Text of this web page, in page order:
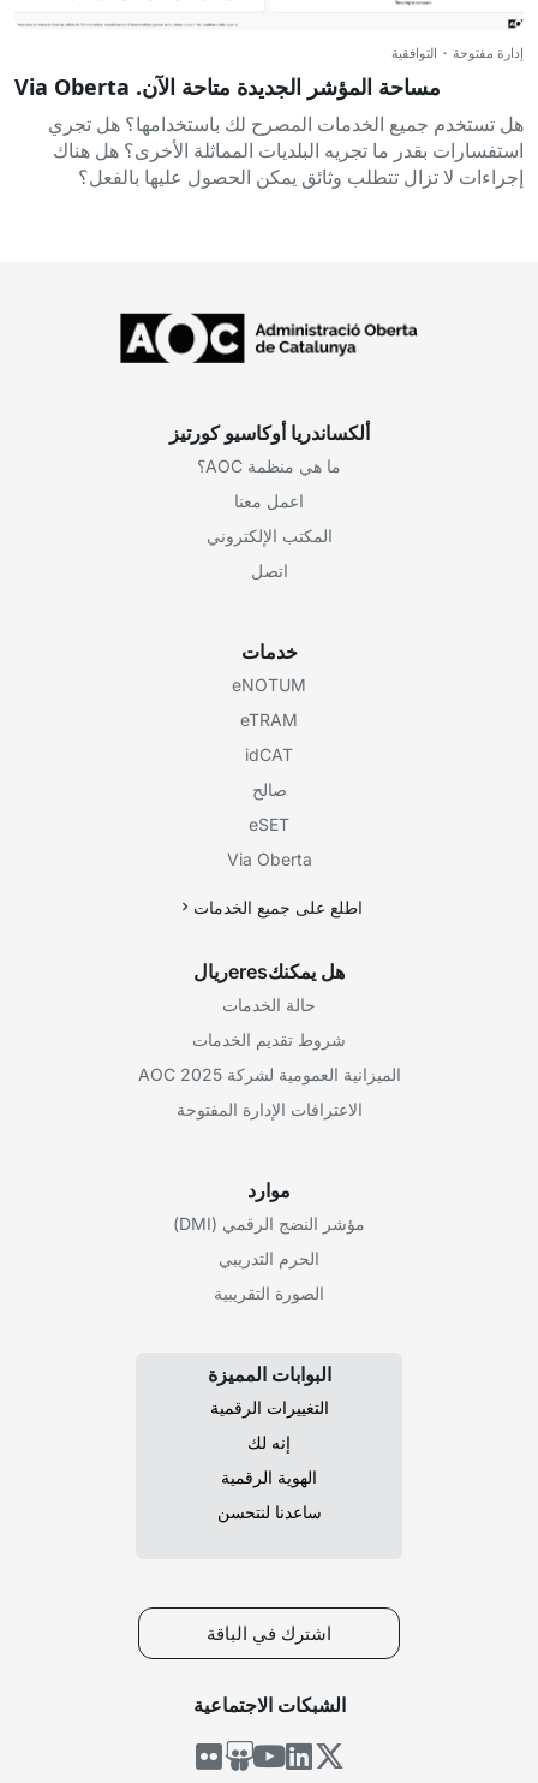
إدارة مفتوحة · التوافقية
مساحة المؤشر الجديدة متاحة الآن. Via Oberta
هل تستخدم جميع الخدمات المصرح لك باستخدامها؟ هل تجري
استفسارات بقدر ما تجريه البلديات المماثلة الأخرى؟ هل هناك
إجراءات لا تزال تتطلب وثائق يمكن الحصول عليها بالفعل؟
ألكساندريا أوكاسيو كورتيز
ما هي منظمة AOC؟
اعمل معنا
المكتب الإلكتروني
اتصل
خدمات
eNOTUM
eTRAM
idCAT
صالح
eSET
Via Oberta
اطلع على جميع الخدمات
هل يمكنكeresريال
حالة الخدمات
شروط تقديم الخدمات
الميزانية العمومية لشركة AOC 2025
الاعترافات الإدارة المفتوحة
موارد
مؤشر النضج الرقمي (DMI)
الحرم التدريبي
الصورة التقريبية
البوابات المميزة
التغييرات الرقمية
إنه لك
الهوية الرقمية
ساعدنا لنتحسن
اشترك في الباقة
الشبكات الاجتماعية